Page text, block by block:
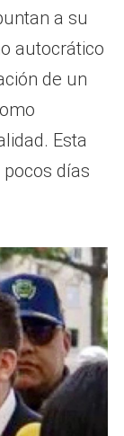
a su
autocrático
de un
Esta
días